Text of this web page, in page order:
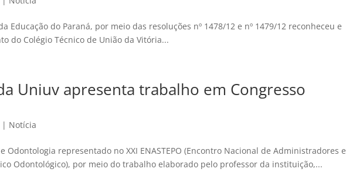
Educação do Paraná, por meio das resoluções nº 1478/12 e nº 1479/12 reconheceu e
do Colégio Técnico de União da Vitória...
Uniuv apresenta trabalho em Congresso
| Notícia
Odontologia representado no XXI ENASTEPO (Encontro Nacional de Administradores e
Odontológico), por meio do trabalho elaborado pelo professor da instituição,...